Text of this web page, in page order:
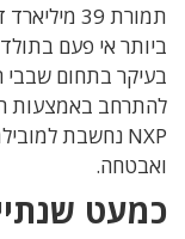
תמורת 39
ביותר אי פעם
בעיקר בתחום שבבי
להתרחב באמצעות
ואבטחה.
כמעט